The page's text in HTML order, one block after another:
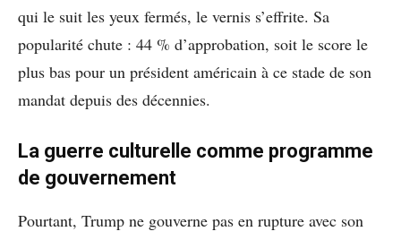
qui le suit les yeux fermés, le vernis s’effrite. Sa
popularité chute : 44 % d’approbation, soit le score le
plus bas pour un président américain à ce stade de son
mandat depuis des décennies.
La guerre culturelle comme programme
de gouvernement
Pourtant, Trump ne gouverne pas en rupture avec son